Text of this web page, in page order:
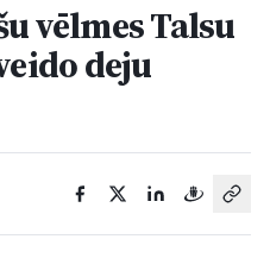
vēlmes Talsu
deju